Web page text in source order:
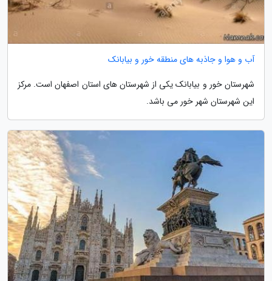
آب و هوا و جاذبه های منطقه خور و بیابانک
شهرستان خور و بیابانک یکی از شهرستان های استان اصفهان است. مرکز
این شهرستان شهر خور می باشد.